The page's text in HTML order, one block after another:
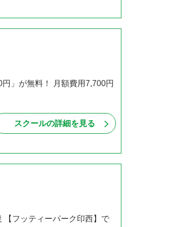
」が無料！ 月額費用7,700円
スクールの詳細を見る
フッティーパーク印西】で